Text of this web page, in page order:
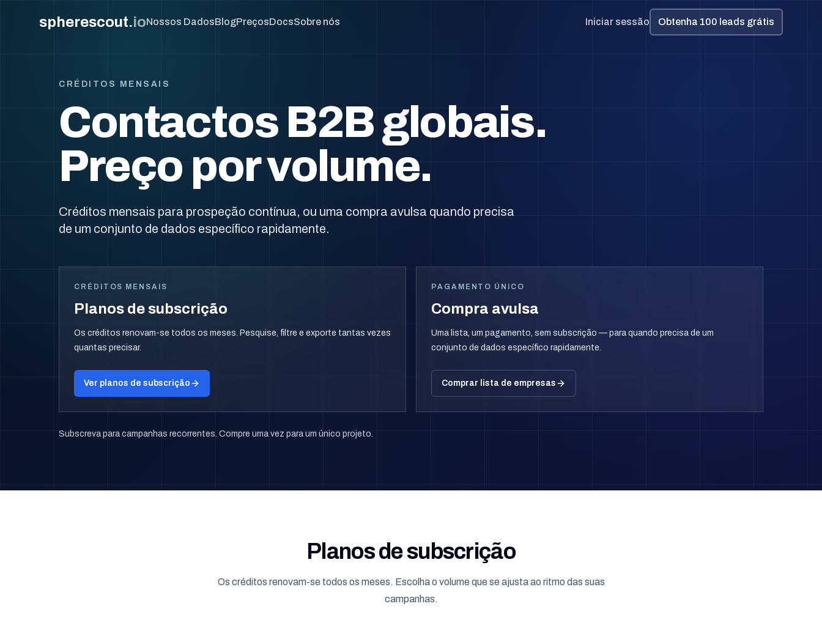
spherescout.ioNossos DadosBlogPreçosDocsSobre nós Iniciar sessão Obtenha 100 leads grátis
CRÉDITOS MENSAIS
Contactos B2B globais.
Preço por volume.
Créditos mensais para prospeção contínua, ou uma compra avulsa quando precisa
de um conjunto de dados específico rapidamente.
CRÉDITOS MENSAIS
Planos de subscrição
Os créditos renovam-se todos os meses. Pesquise, filtre e exporte tantas vezes
quantas precisar.
Ver planos de subscrição
PAGAMENTO ÚNICO
Compra avulsa
Uma lista, um pagamento, sem subscrição — para quando precisa de um
conjunto de dados específico rapidamente.
Comprar lista de empresas
Subscreva para campanhas recorrentes. Compre uma vez para um único projeto.
Planos de subscrição
Os créditos renovam-se todos os meses. Escolha o volume que se ajusta ao ritmo das suas
campanhas.